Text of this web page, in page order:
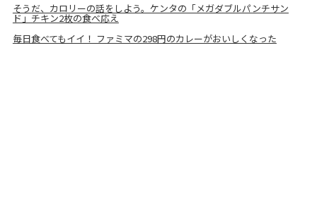
そうだ、カロリーの話をしよう。ケンタの「メガダブルパンチサン
ド」チキン2枚の食べ応え
毎日食べてもイイ！ ファミマの298円のカレーがおいしくなった